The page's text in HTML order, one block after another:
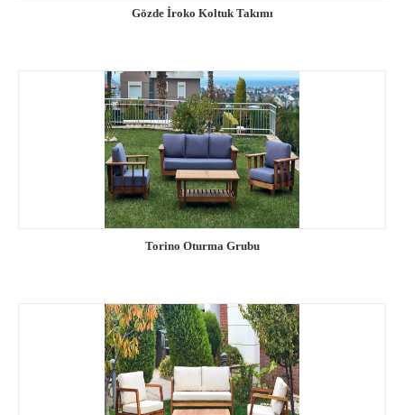
Gözde İroko Koltuk Takımı
Torino Oturma Grubu